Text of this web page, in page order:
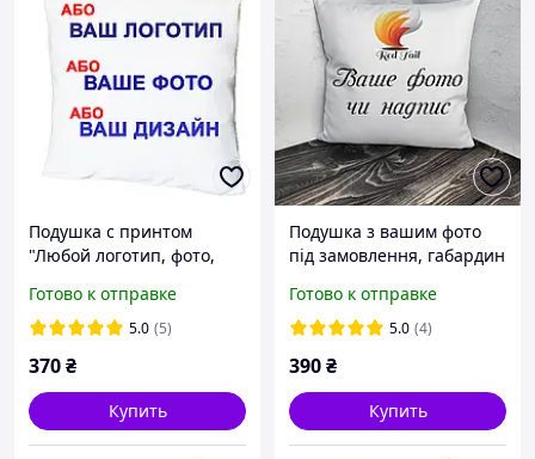
Подушка с принтом
"Любой логотип, фото,
Готово к отправке
5.0 (5)
370₴
Купить
Подушка з вашим фото
під замовлення, габардин
Готово к отправке
5.0 (4)
390₴
Купить